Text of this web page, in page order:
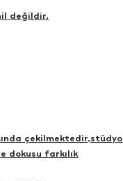
değildir.
çekilmektedir,stüdyo
dokusu farkılık